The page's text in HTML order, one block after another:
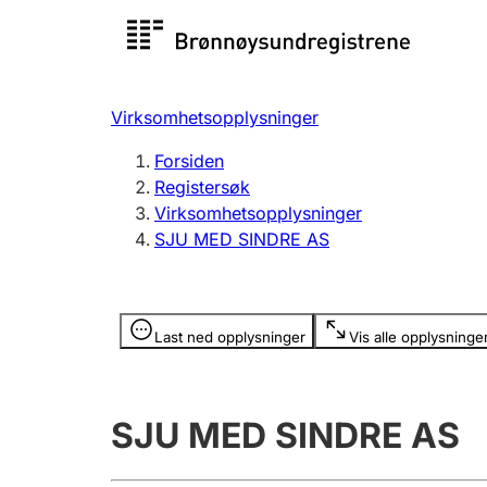
Registersøk
Registrere, endre, slette
Virksomhetsopplysninger
Forsiden
Registersøk
Virksomhetsopplysninger
SJU MED SINDRE AS
Last ned opplysninger Vis alle
Opplysninger er skjult
SJU MED SINDRE AS